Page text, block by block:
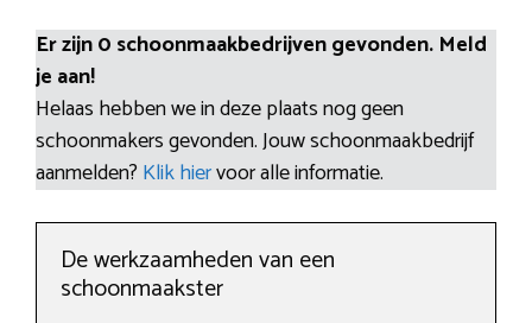
Er zijn 0 schoonmaakbedrijven gevonden. Meld
je aan!
Helaas hebben we in deze plaats nog geen
schoonmakers gevonden. Jouw schoonmaakbedrijf
aanmelden? Klik hiervoor alle informatie.
De werkzaamheden van een
schoonmaakster